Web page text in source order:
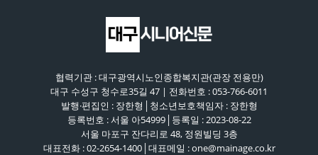
협력기관 : 대구광역시노인종합복지관(관장 전용만)
대구 수성구 청수로35길 47 | 전화번호 : 053-766-6011
발행·편집인 : 장한형│청소년보호책임자 : 장한형
등록번호 : 서울 아54999│등록일 : 2023-08-22
서울 마포구 잔다리로 48, 정원빌딩 3층
대표전화 : 02-2654-1400│대표메일 : one@mainage.co.kr